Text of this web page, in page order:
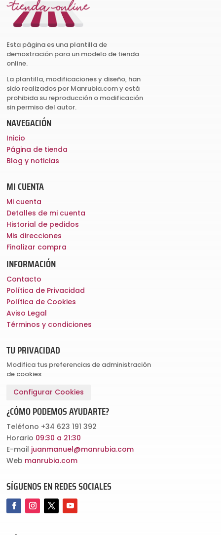
Esta página es una plantilla de
demostración para un modelo de tienda
online.
La plantilla, modificaciones y diseño, han
sido realizados por Manrubia.com y está
prohibida su reproducción o modificación
sin permiso del autor.
NAVEGACIÓN
Inicio
Página de tienda
Blog y noticias
MI CUENTA
Mi cuenta
Detalles de mi cuenta
Historial de pedidos
Mis direcciones
Finalizar compra
INFORMACIÓN
Contacto
Política de Privacidad
Política de Cookies
Aviso Legal
Términos y condiciones
TU PRIVACIDAD
Modifica tus preferencias de administración
de cookies
Configurar Cookies
¿CÓMO PODEMOS AYUDARTE?
Teléfono +34 623 191 392
Horario 09:30 a 21:30
E-mail juanmanuel@manrubia.com
Web manrubia.com
SÍGUENOS EN REDES SOCIALES